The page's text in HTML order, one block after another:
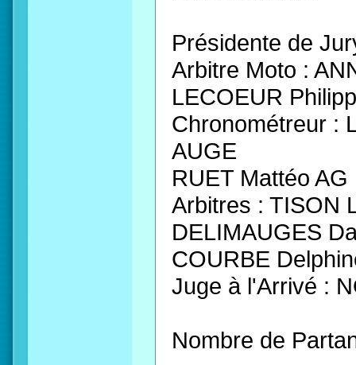
Présidente de
Arbitre Moto :
LECOEUR
Chronométreur :
AUGE
RUET Mattéo
Arbitres : TISON
DELIMAUGES
COURBE
Juge à l'Arrivé :
Nombre de